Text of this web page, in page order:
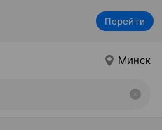
Перейти
Минск